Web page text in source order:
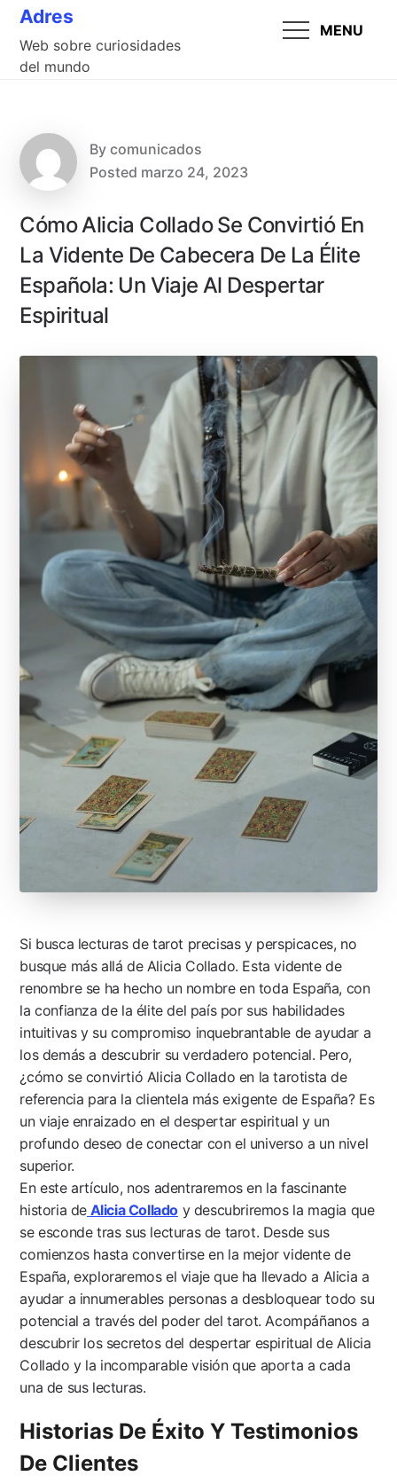
Skip
content
MENU
Adres
Web sobre curiosidades
del mundo
Bycomunicados
Posted marzo 24, 2023
Cómo Alicia Collado Se Convirtió En
La Vidente De Cabecera De La Élite
Española: Un Viaje Al Despertar
Espiritual
Si busca lecturas de tarot precisas y perspicaces, no
busque más allá de Alicia Collado. Esta vidente de
renombre se ha hecho un nombre en toda España, con
la confianza de la élite del país por sus habilidades
intuitivas y su compromiso inquebrantable de ayudar a
los demás a descubrir su verdadero potencial. Pero,
¿cómo se convirtió Alicia Collado en la tarotista de
referencia para la clientela más exigente de España? Es
un viaje enraizado en el despertar espiritual y un
profundo deseo de conectar con el universo a un nivel
superior.
En este artículo, nos adentraremos en la fascinante
historia de Alicia Collado y descubriremos la magia que
se esconde tras sus lecturas de tarot. Desde sus
comienzos hasta convertirse en la mejor vidente de
España, exploraremos el viaje que ha llevado a Alicia a
ayudar a innumerables personas a desbloquear todo su
potencial a través del poder del tarot. Acompáñanos a
descubrir los secretos del despertar espiritual de Alicia
Collado y la incomparable visión que aporta a cada
una de sus lecturas.
Historias De Éxito Y Testimonios
De Clientes